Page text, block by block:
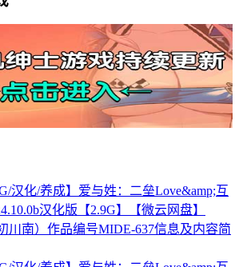
汉化/养成】爱与姓：二垒Love&amp;互
汉化版【2.9G】【微云网盘】
川南）作品编号MIDE-637信息及内容简